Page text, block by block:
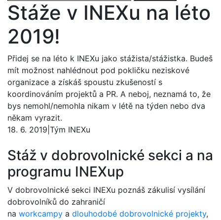
Stáže v INEXu na léto
2019!
Přidej se na léto k INEXu jako stážista/stážistka. Budeš
mít možnost nahlédnout pod pokličku neziskové
organizace a získáš spoustu zkušeností s
koordinováním projektů a PR. A neboj, neznamá to, že
bys nemohl/nemohla nikam v létě na týden nebo dva
někam vyrazit.
18. 6. 2019 Tým INEXu
Stáž v dobrovolnické sekci a na
programu INEXup
V dobrovolnické sekci INEXu poznáš zákulisí vysílání
dobrovolníků do zahraničí
na workcampy a dlouhodobé dobrovolnické projekty,